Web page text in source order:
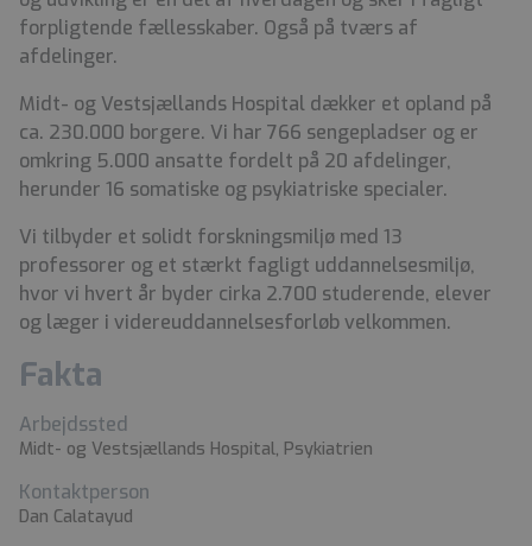
forpligtende fællesskaber. Også på tværs af
afdelinger.
Midt- og Vestsjællands Hospital dækker et opland på
ca. 230.000 borgere. Vi har 766 sengepladser og er
omkring 5.000 ansatte fordelt på 20 afdelinger,
herunder 16 somatiske og psykiatriske specialer.
Vi tilbyder et solidt forskningsmiljø med 13
professorer og et stærkt fagligt uddannelsesmiljø,
hvor vi hvert år byder cirka 2.700 studerende, elever
og læger i videreuddannelsesforløb velkommen.
Fakta
Arbejdssted
Midt- og Vestsjællands Hospital, Psykiatrien
Kontaktperson
Dan Calatayud